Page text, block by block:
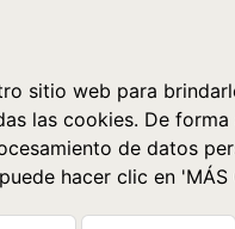
sitio web para
las cookies. De
de datos
hacer clic en 'MÁS